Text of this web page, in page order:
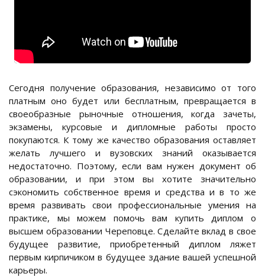
Сегодня получение образования, независимо от того
платным оно будет или бесплатным, превращается в
своеобразные рыночные отношения, когда зачеты,
экзамены, курсовые и дипломные работы просто
покупаются. К тому же качество образования оставляет
желать лучшего и вузовских знаний оказывается
недостаточно. Поэтому, если вам нужен документ об
образовании, и при этом вы хотите значительно
сэкономить собственное время и средства и в то же
время развивать свои профессиональные умения на
практике, мы можем помочь вам купить диплом о
высшем образовании Череповце. Сделайте вклад в свое
будущее развитие, приобретенный диплом ляжет
первым кирпичиком в будущее здание вашей успешной
карьеры.